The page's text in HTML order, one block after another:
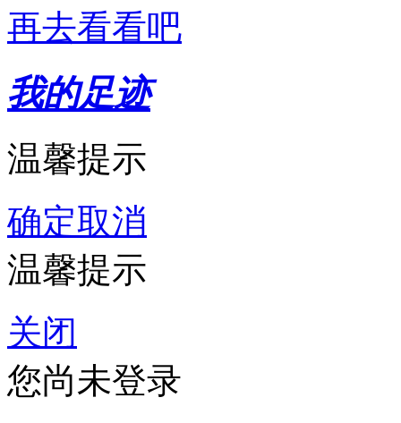
再去看看吧
我的足迹
温馨提示
确定取消
温馨提示
关闭
您尚未登录